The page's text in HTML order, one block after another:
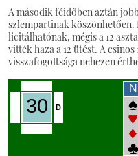
A második féidőben aztán
szlempartinak köszönhetően.
licitálhatónak, mégis a 12
vitték haza a 12 ütést. A
visszafogottsága nehezen